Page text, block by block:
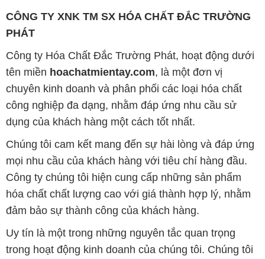
CÔNG TY XNK TM SX HÓA CHẤT ĐẮC TRƯỜNG
PHÁT
Công ty Hóa Chất Đắc Trường Phát, hoạt động dưới
tên miền hoachatmientay.com, là một đơn vị
chuyên kinh doanh và phân phối các loại hóa chất
công nghiệp đa dạng, nhằm đáp ứng nhu cầu sử
dụng của khách hàng một cách tốt nhất.
Chúng tôi cam kết mang đến sự hài lòng và đáp ứng
mọi nhu cầu của khách hàng với tiêu chí hàng đầu.
Công ty chúng tôi hiện cung cấp những sản phẩm
hóa chất chất lượng cao với giá thành hợp lý, nhằm
đảm bảo sự thành công của khách hàng.
Uy tín là một trong những nguyên tắc quan trọng
trong hoạt động kinh doanh của chúng tôi. Chúng tôi